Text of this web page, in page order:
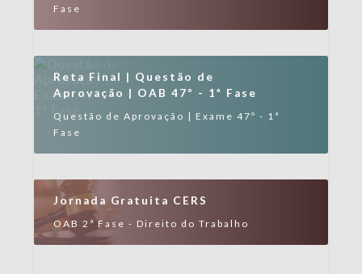
Fase
Reta Final | Questão de
Aprovação | OAB 47º - 1ª Fase
Questão de Aprovação | Exame 47º - 1ª
Fase
Jornada Gratuita CERS
OAB 2ª Fase - Direito do Trabalho